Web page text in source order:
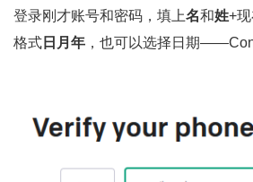
登录刚才账号和密码，填上名和姓+
格式 日月年 ，也可以选择日期